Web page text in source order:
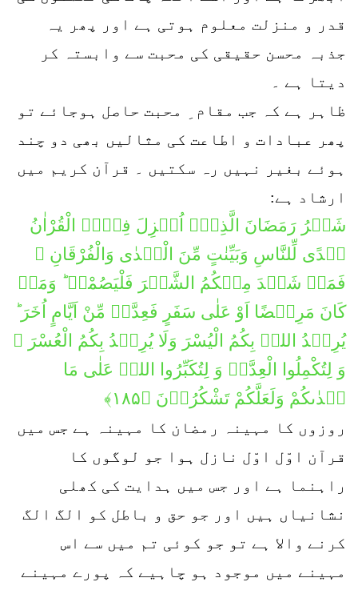
قدر و منزلت معلوم ہوتی ہے اور پھر یہ
جذبہ محسن حقیقی کی محبت سے وابستہ کر
دیتا ہے ۔
ظاہر ہے کہ جب مقام ِ محبت حاصل ہوجائے تو
پھر عبادات و اطاعت کی مثالیں بھی دو چند
ہوئے بغیر نہیں رہ سکتیں ۔ قرآن کریم میں
ارشاد ہے:
شَہۡرُ رَمَضَانَ الَّذِیۡۤ اُنۡزِلَ فِیۡہِ الْقُرْاٰنُ
ہُدًی لِّلنَّاسِ وَبَیِّنٰتٍ مِّنَ الْہُدٰی وَالْفُرْقَانِ ۚ
فَمَنۡ شَہِدَ مِنۡكُمُ الشَّہۡرَ فَلْیَصُمْہُ ؕ وَمَنۡ
کَانَ مَرِیۡضًا اَوْ عَلٰی سَفَرٍ فَعِدَّۃٌ مِّنْ اَیَّامٍ اُخَرَ ؕ
یُرِیۡدُ اللہُ بِكُمُ الْیُسْرَ وَلَا یُرِیۡدُ بِكُمُ الْعُسْرَ ۫
وَ لِتُكْمِلُوا الْعِدَّۃَ وَ لِتُکَبِّرُوا اللہَ عَلٰی مَا
ہَدٰىكُمْ وَلَعَلَّكُمْ تَشْكُرُوۡنَ ﴿۱۸۵﴾
روزوں کا مہینہ رمضان کا مہینہ ہے جس میں
قرآن اوّل اوّل نازل ہوا جو لوگوں کا
راہنما ہے اور جس میں ہدایت کی کھلی
نشانیاں ہیں اور جو حق و باطل کو الگ الگ
کرنے والا ہے تو جو کوئی تم میں سے اس
مہینے میں موجود ہو چاہیے کہ پورے مہینے